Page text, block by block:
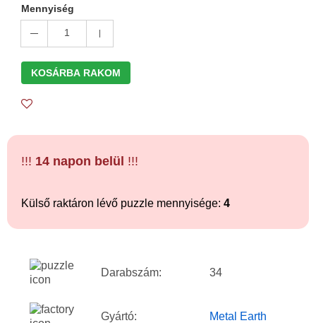
Mennyiség
1
KOSÁRBA RAKOM
!!! 14 napon belül !!!
Külső raktáron lévő puzzle mennyisége: 4
Darabszám: 34
Gyártó: Metal Earth